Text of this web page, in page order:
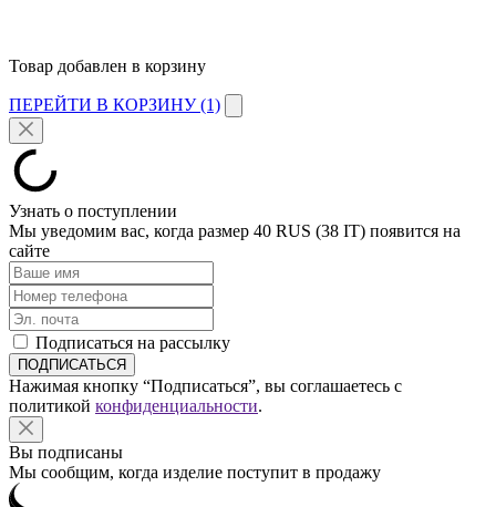
Товар добавлен в корзину
ПЕРЕЙТИ В КОРЗИНУ (1)
Узнать о поступлении
Мы уведомим вас, когда размер 40 RUS (38 IT) появится на
сайте
Подписаться на рассылку
Нажимая кнопку “Подписаться”, вы соглашаетесь с
политикой конфиденциальности.
Вы подписаны
Мы сообщим, когда изделие поступит в продажу